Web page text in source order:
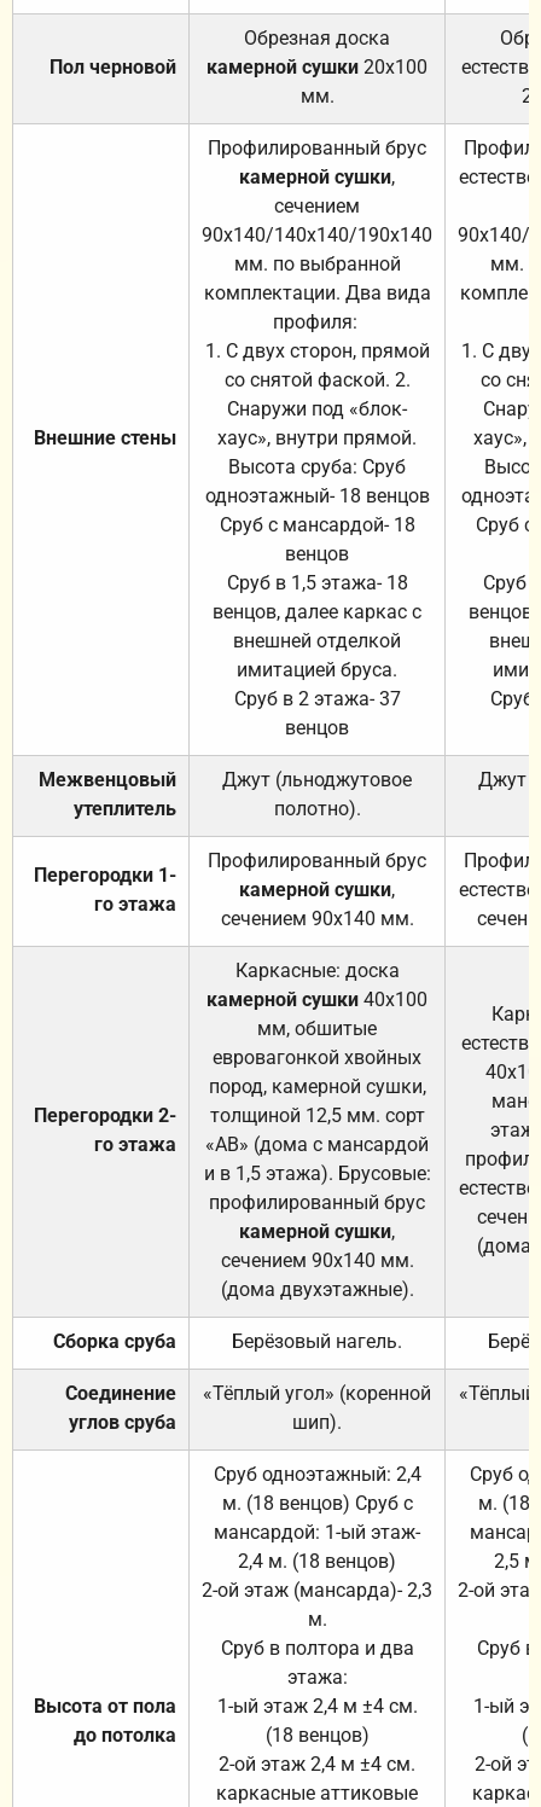
Пол черновой
Обрезная доска
камерной сушки 20х100
мм.
Внешние стены
Профилированный брус
камерной сушки,
сечением
90х140/140х140/190х140
мм. по выбранной
комплектации. Два вида
профиля:
1. С двух сторон, прямой
со снятой фаской. 2.
Снаружи под «блок-
хаус», внутри прямой.
Высота сруба: Сруб
одноэтажный- 18 венцов
Сруб с мансардой- 18
венцов
Сруб в 1,5 этажа- 18
венцов, далее каркас с
внешней отделкой
имитацией бруса.
Сруб в 2 этажа- 37
венцов
90х140/
мм.
1. С
со
хаус»,
Сруб с
Сруб
Сруб
Межвенцовый
утеплитель
Джут (льноджутовое
полотно).
Джут
Перегородки 1-
го этажа
Профилированный брус
камерной сушки,
сечением 90х140 мм.
Перегородки 2-
го этажа
Каркасные: доска
камерной сушки 40х100
мм, обшитые
евровагонкой хвойных
пород, камерной сушки,
толщиной 12,5 мм. сорт
«АВ» (дома с мансардой
и в 1,5 этажа). Брусовые:
профилированный брус
камерной сушки,
сечением 90х140 мм.
(дома двухэтажные).
(дома
Сборка сруба Берёзовый нагель.
Соединение
углов сруба
«Тёплый угол» (коренной
шип).
«Тёплый
Высота от пола
до потолка
Сруб одноэтажный: 2,4
м. (18 венцов) Сруб с
мансардой: 1-ый этаж-
2,4 м. (18 венцов)
2-ой этаж (мансарда)- 2,3
м.
Сруб в полтора и два
этажа:
1-ый этаж 2,4 м ±4 см.
(18 венцов)
2-ой этаж 2,4 м ±4 см.
каркасные аттиковые
Сруб
м. (18
2,5
2-ой
Сруб
1-ый
2-ой